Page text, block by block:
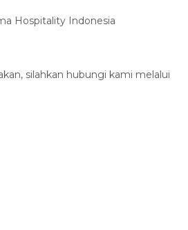
Hospitality Indonesia
silahkan hubungi kami melalui